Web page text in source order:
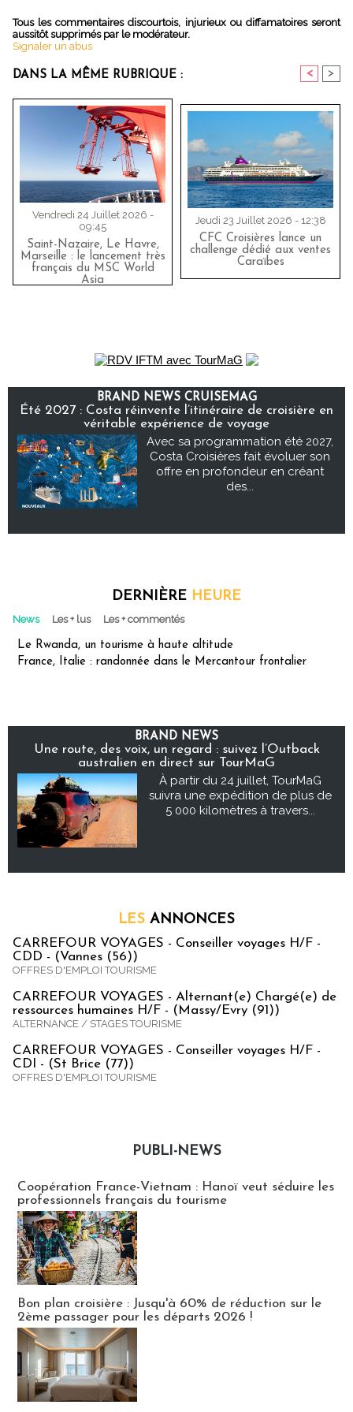
Tous les commentaires discourtois, injurieux ou diffamatoires seront
aussitôt supprimés par le modérateur.
Signaler un abus
DANS LA MÊME RUBRIQUE : < >
Vendredi 24 Juillet 2026 -
09:45
Saint-Nazaire, Le Havre,
Marseille : le lancement très
français du MSC World
Asia
Jeudi 23 Juillet 2026 - 12:38
CFC Croisières lance un
challenge dédié aux ventes
Caraïbes
BRAND NEWS CRUISEMAG
Été 2027 : Costa réinvente l’itinéraire de croisière en
véritable expérience de voyage
Avec sa programmation été 2027,
Costa Croisières fait évoluer son
offre en profondeur en créant
des...
DERNIÈRE HEURE
News Les + lus Les + commentés
Le Rwanda, un tourisme à haute altitude
France, Italie : randonnée dans le Mercantour frontalier
BRAND NEWS
Une route, des voix, un regard : suivez l’Outback
australien en direct sur TourMaG
À partir du 24 juillet, TourMaG
suivra une expédition de plus de
5 000 kilomètres à travers...
LES ANNONCES
CARREFOUR VOYAGES - Conseiller voyages H/F -
CDD - (Vannes (56))
OFFRES D'EMPLOI TOURISME
CARREFOUR VOYAGES - Alternant(e) Chargé(e) de
ressources humaines H/F - (Massy/Evry (91))
ALTERNANCE / STAGES TOURISME
CARREFOUR VOYAGES - Conseiller voyages H/F -
CDI - (St Brice (77))
OFFRES D'EMPLOI TOURISME
PUBLI-NEWS
Coopération France-Vietnam : Hanoï veut séduire les
professionnels français du tourisme
Bon plan croisière : Jusqu'à 60% de réduction sur le
2ème passager pour les départs 2026 !